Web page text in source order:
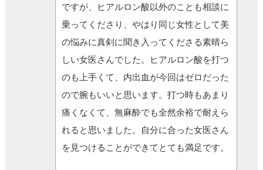
ですが、ヒアルロン酸以外のことも相談に
乗ってくださり、やはり同じ女性として美
の悩みに真剣に聞き入ってくださる素晴ら
しい女医さんでした。ヒアルロン酸を打つ
のも上手くて、内出血が今回はゼロだった
ので腕もいいと思います。打つ時もあまり
痛くなくて、無麻酔でも全然余裕で耐えら
れると思いました。自分に合った女医さん
を見つけることができてとても満足です。